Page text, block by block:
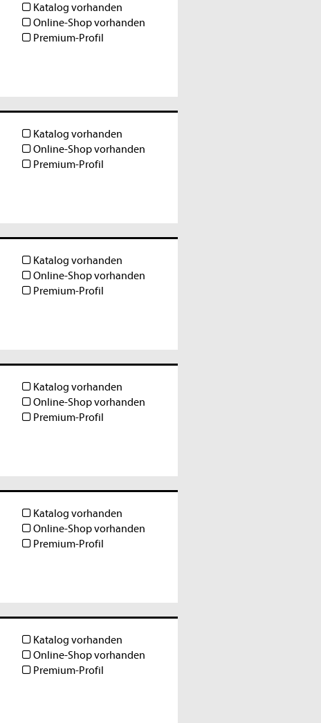
Katalog vorhanden
Online-Shop vorhanden
Premium-Profil
Katalog vorhanden
Online-Shop vorhanden
Premium-Profil
Katalog vorhanden
Online-Shop vorhanden
Premium-Profil
Katalog vorhanden
Online-Shop vorhanden
Premium-Profil
Katalog vorhanden
Online-Shop vorhanden
Premium-Profil
Katalog vorhanden
Online-Shop vorhanden
Premium-Profil